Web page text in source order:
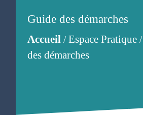
Guide des démarches
Accueil/Espace Pratique/
des démarches